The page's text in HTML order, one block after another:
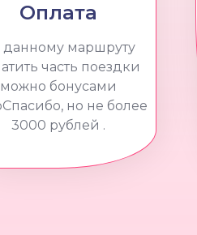
Оплата
данному маршруту
часть поездки
можно бонусами
но не более
3000 рублей .